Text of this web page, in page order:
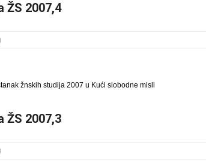
ŽS 2007,4
žnskih studija 2007 u Kući slobodne misli
ŽS 2007,3